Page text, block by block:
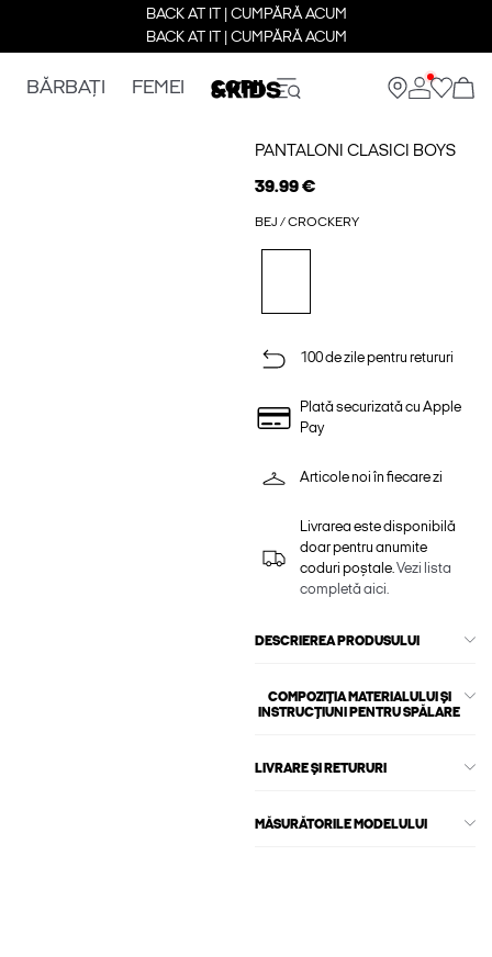
BACK AT IT | CUMPĂRĂ ACUM
BACK AT IT | CUMPĂRĂ ACUM
BĂRBAȚI FEMEI COPII
PANTALONI CLASICI BOYS
39.99 €
BEJ / CROCKERY
100 de zile pentru retururi
Plată securizată cu Apple
Pay
Articole noi în fiecare zi
Livrarea este disponibilă
doar pentru anumite
coduri poștale.Vezi lista
completă aici.
DESCRIEREA PRODUSULUI
COMPOZIȚIA MATERIALULUI ȘI
INSTRUCȚIUNI PENTRU SPĂLARE
LIVRARE ȘI RETURURI
MĂSURĂTORILE MODELULUI